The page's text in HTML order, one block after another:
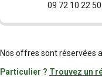
09 72 10 22 50
Nos offres sont réservées
Particulier ? Trouvez un